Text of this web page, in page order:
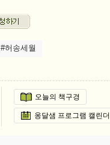
#허송세월
오늘의 책구경
옹달샘 프로그램 캘린더